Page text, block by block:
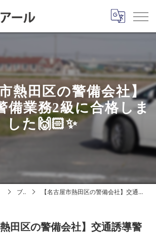
熱田区の警備会社】
備業務2級に合格しま
した🙌🏻✨
ブログ 【名古屋市熱田区の警備会社】交通誘導警備業務2級に合格しました🙌🏻✨
熱田区の警備会社】交通誘導警